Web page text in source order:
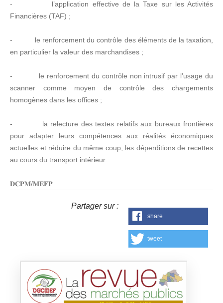
- l’application effective de la Taxe sur les Activités
Financières (TAF) ;
- le renforcement du contrôle des éléments de la taxation,
en particulier la valeur des marchandises ;
- le renforcement du contrôle non intrusif par l’usage du
scanner comme moyen de contrôle des chargements
homogènes dans les offices ;
- la relecture des textes relatifs aux bureaux frontières
pour adapter leurs compétences aux réalités économiques
actuelles et réduire du même coup, les déperditions de recettes
au cours du transport intérieur.
𝐃𝐂𝐏𝐌/𝐌𝐄𝐅𝐏
Partager sur :
share
tweet